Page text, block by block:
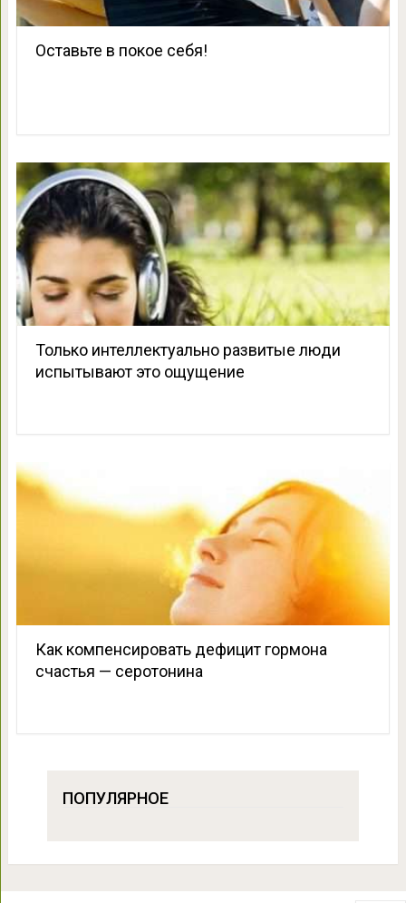
Оставьте в покое себя!
Только интеллектуально развитые люди
испытывают это ощущение
Как компенсировать дефицит гормона
счастья — серотонина
ПОПУЛЯРНОЕ